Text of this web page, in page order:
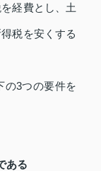
経費とし、土
税を安くする
の3つの要件を
ある